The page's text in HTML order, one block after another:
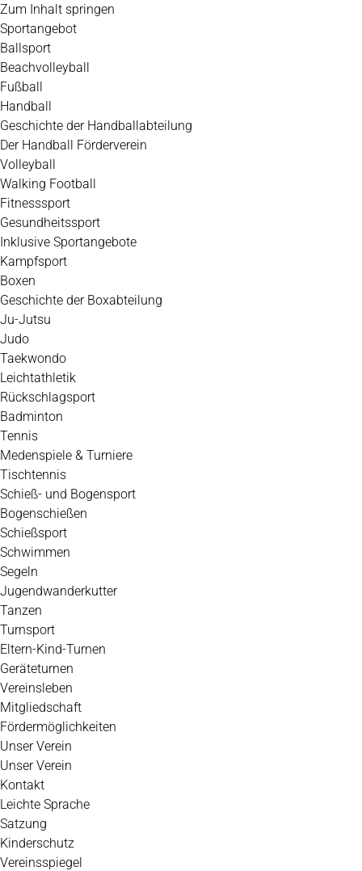
Zum Inhalt springen
Sportangebot
Ballsport
Beachvolleyball
Fußball
Handball
Geschichte der Handballabteilung
Der Handball Förderverein
Volleyball
Walking Football
Fitnesssport
Gesundheitssport
Inklusive Sportangebote
Kampfsport
Boxen
Geschichte der Boxabteilung
Ju-Jutsu
Judo
Taekwondo
Leichtathletik
Rückschlagsport
Badminton
Tennis
Medenspiele & Turniere
Tischtennis
Schieß- und Bogensport
Bogenschießen
Schießsport
Schwimmen
Segeln
Jugendwanderkutter
Tanzen
Turnsport
Eltern-Kind-Turnen
Geräteturnen
Vereinsleben
Mitgliedschaft
Fördermöglichkeiten
Unser Verein
Unser Verein
Kontakt
Leichte Sprache
Satzung
Kinderschutz
Vereinsspiegel